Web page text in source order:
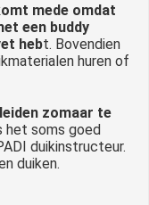
mede omdat
een buddy
hebt. Bovendien
huren of
zomaar te
het soms goed
duikinstructeur.
duiken.